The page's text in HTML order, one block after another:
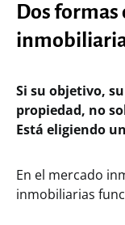
Dos
Si su objetivo,
propiedad, no
Está eligiendo
En el mercado
inmobiliarias